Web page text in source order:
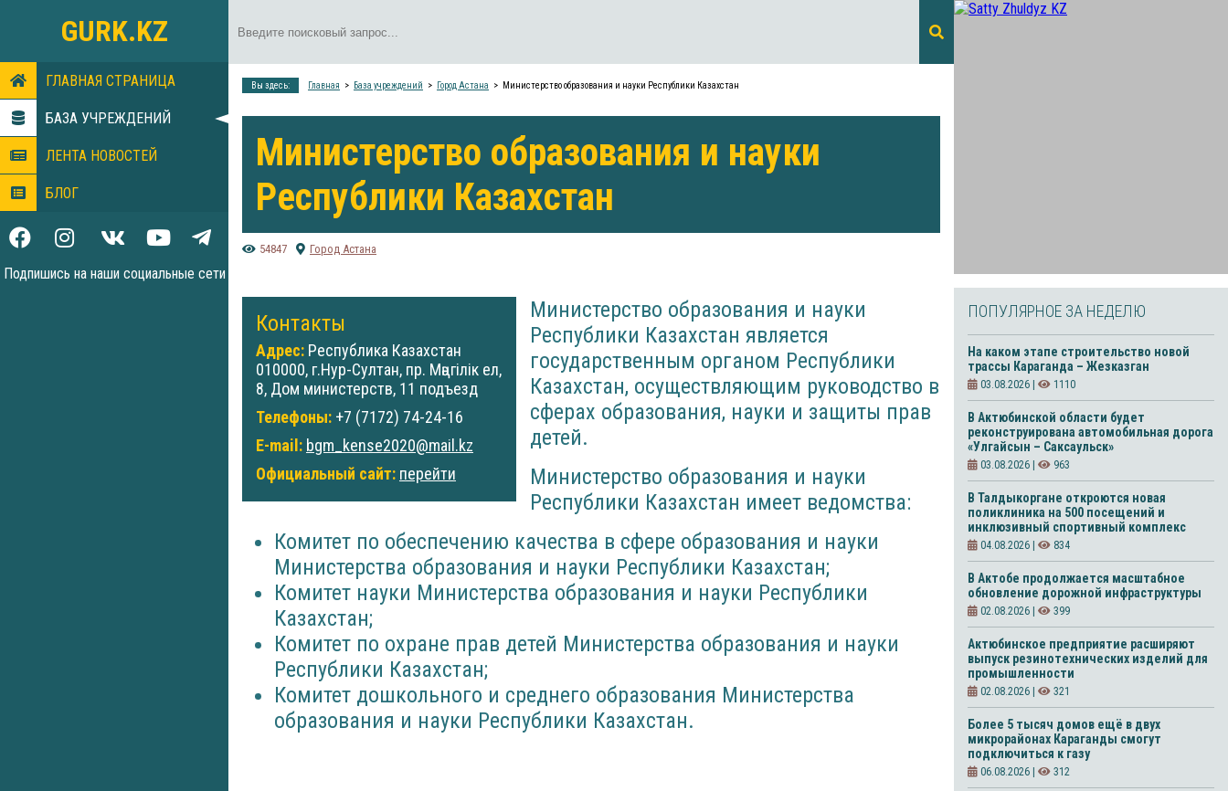
GURK.KZ
ГЛАВНАЯ СТРАНИЦА
БАЗА УЧРЕЖДЕНИЙ
ЛЕНТА НОВОСТЕЙ
БЛОГ
Подпишись на наши социальные сети
Вы здесь: Главная База учреждений Город Астана Министерство образования и науки Республики Казахстан
Министерство образования и науки
Республики Казахстан
54847 Город Астана
Контакты
Адрес: Республика Казахстан
010000, г.Нур-Султан, пр. Мәңгілік ел,
8, Дом министерств, 11 подъезд
Телефоны: +7 (7172) 74-24-16
E-mail: bgm_kense2020@mail.kz
Официальный сайт: перейти
Министерство образования и науки
Республики Казахстан является
государственным органом Республики
Казахстан, осуществляющим руководство в
сферах образования, науки и защиты прав
детей.
Министерство образования и науки
Республики Казахстан имеет ведомства:
Комитет по обеспечению качества в сфере образования и науки
Министерства образования и науки Республики Казахстан;
Комитет науки Министерства образования и науки Республики
Казахстан;
Комитет по охране прав детей Министерства образования и науки
Республики Казахстан;
Комитет дошкольного и среднего образования Министерства
образования и науки Республики Казахстан.
ПОПУЛЯРНОЕ ЗА НЕДЕЛЮ
На каком этапе строительство новой
трассы Караганда – Жезказган
03.08.2026 | 1110
В Актюбинской области будет
реконструирована автомобильная дорога
«Улгайсын – Саксаульск»
03.08.2026 | 963
В Талдыкоргане откроются новая
поликлиника на 500 посещений и
инклюзивный спортивный комплекс
04.08.2026 | 834
В Актобе продолжается масштабное
обновление дорожной инфраструктуры
02.08.2026 | 399
Актюбинское предприятие расширяют
выпуск резинотехнических изделий для
промышленности
02.08.2026 | 321
Более 5 тысяч домов ещё в двух
микрорайонах Караганды смогут
подключиться к газу
06.08.2026 | 312